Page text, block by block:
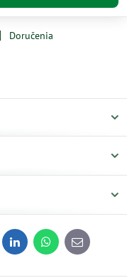
Doručenia
LinkedInWhatsApp
E-
mail